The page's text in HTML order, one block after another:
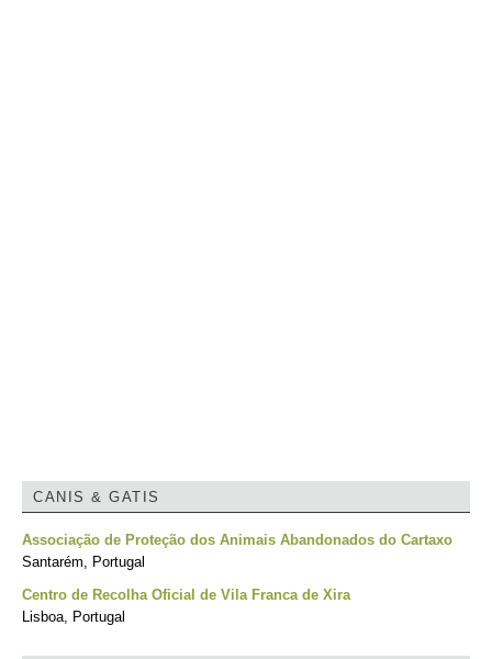
CANIS & GATIS
Associação de Proteção dos Animais Abandonados do Cartaxo
Santarém, Portugal
Centro de Recolha Oficial de Vila Franca de Xira
Lisboa, Portugal